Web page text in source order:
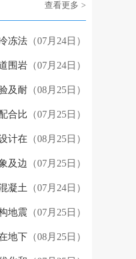
查看更多 >
冻法 （07月24日）
围岩 （07月24日）
及耐 （08月25日）
合比 （07月25日）
计在 （08月25日）
及边 （07月25日）
凝土 （07月24日）
地震 （07月25日）
地下 （08月25日）